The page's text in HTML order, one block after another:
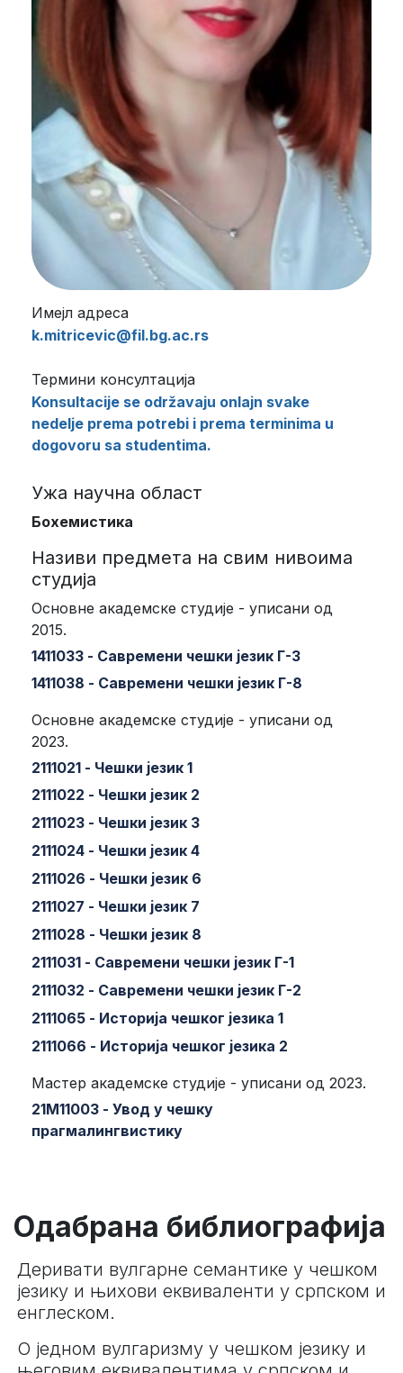
Имејл адреса
k.mitricevic@fil.bg.ac.rs
Термини консултација
Konsultacije se održavaju onlajn svake
nedelje prema potrebi i prema terminima u
dogovoru sa studentima.
Ужа научна област
Бохемистика
Називи предмета на свим нивоима
студија
Основне академске студије - уписани од
2015.
1411033 - Савремени чешки језик Г-3
1411038 - Савремени чешки језик Г-8
Основне академске студије - уписани од
2023.
2111021 - Чешки језик 1
2111022 - Чешки језик 2
2111023 - Чешки језик 3
2111024 - Чешки језик 4
2111026 - Чешки језик 6
2111027 - Чешки језик 7
2111028 - Чешки језик 8
2111031 - Савремени чешки језик Г-1
2111032 - Савремени чешки језик Г-2
2111065 - Историја чешког језика 1
2111066 - Историја чешког језика 2
Мастер академске студије - уписани од 2023.
21М11003 - Увод у чешку
прагмалингвистику
Одабрана библиографија
Деривати вулгарне семантике у чешком
језику и њихови еквиваленти у српском и
енглеском.
О једном вулгаризму у чешком језику и